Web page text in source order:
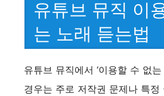
유튜브 뮤직 이
는 노래 듣는법
유튜브 뮤직에서 ‘이용할 수 없
경우는 주로 저작권 문제나 특정